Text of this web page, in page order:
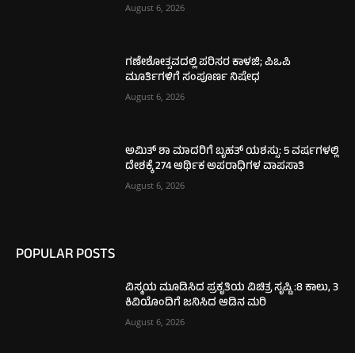
August 6, 2026
ಗಣೇಶೋತ್ಸವದಲ್ಲಿ ಪರಿಸರ ಕಾಳಜಿ; ಪಿಒಪಿ
ಮೂರ್ತಿಗಳಿಗೆ ಸಂಪೂರ್ಣ ನಿಷೇಧ
August 6, 2026
ಅಮಿತ್ ಶಾ ಮಾದರಿಗೆ ಬೃಹತ್ ಯಶಸ್ಸು: 5 ವರ್ಷಗಳಲ್ಲಿ
ದೇಶಕ್ಕೆ 274 ಆರ್ಥಿಕ ಅಪರಾಧಿಗಳ ವಾಪಸಾತಿ
August 6, 2026
POPULAR POSTS
ವಿಸ್ಮಯ ಮೂಡಿಸಿದ ಪ್ರಕೃತಿಯ ವಿಚಿತ್ರ ಸೃಷ್ಟಿ :8 ಕಾಲು, 3
ಕಿವಿಯೊಂದಿಗೆ ಜನಿಸಿದ ಆಡಿನ ಮರಿ
August 6, 2026